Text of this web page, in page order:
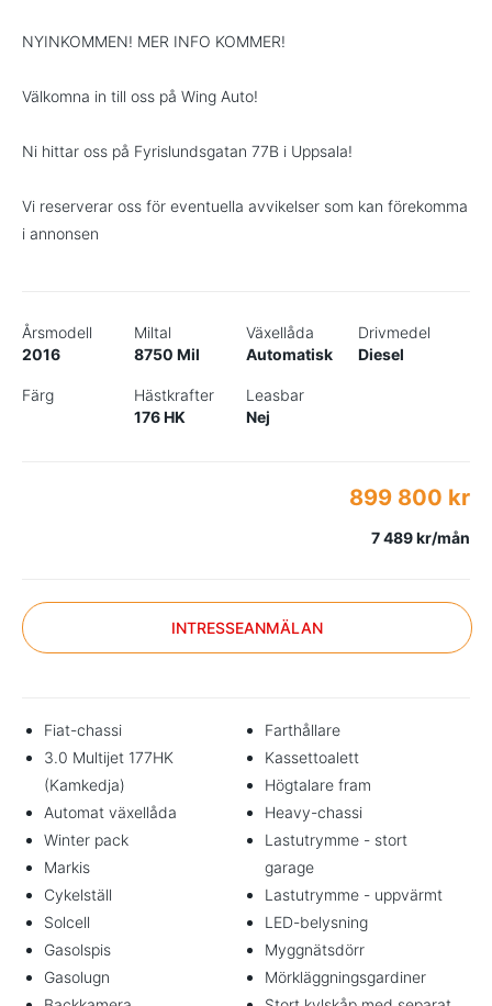
NYINKOMMEN! MER INFO KOMMER!
Välkomna in till oss på Wing Auto!
Ni hittar oss på Fyrislundsgatan 77B i Uppsala!
Vi reserverar oss för eventuella avvikelser som kan förekomma
i annonsen
Årsmodell
2016
Miltal
8750 Mil
Växellåda
Automatisk
Drivmedel
Diesel
Färg
Hästkrafter
176 HK
Leasbar
Nej
899 800 kr
7 489 kr/mån
INTRESSEANMÄLAN
Fiat-chassi
3.0 Multijet 177HK
(Kamkedja)
Automat växellåda
Winter pack
Markis
Cykelställ
Solcell
Gasolspis
Gasolugn
Farthållare
Kassettoalett
Högtalare fram
Heavy-chassi
Lastutrymme - stort
garage
Lastutrymme - uppvärmt
LED-belysning
Myggnätsdörr
Mörkläggningsgardiner